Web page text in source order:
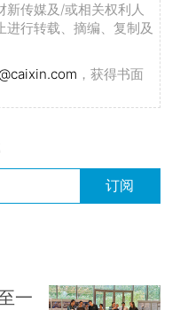
新传媒及/或相关权利人
行转载、摘编、复制及
，获得书面
订阅
一